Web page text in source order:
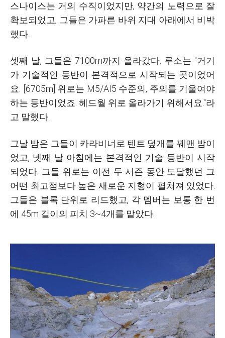
스나이스는 거의 수직이었지만, 약간의 노력으로 잘
확보되었고, 그들은 가파른 바위 지대 아래에서 비박
했다.
셋째 날, 그들은 7100m까지 올라갔다. 루소는 "거기
가 기술적인 등반이 본격적으로 시작되는 곳이었어
요. [6705m] 위로는 M5/AI5 수준의, 주의를 기울여야
하는 등반이었죠. 헤드월 위로 올라가기 위해서요."라
고 말했다.
그날 밤은 그들이 카라비너로 텐트 덮개를 꿰맨 밤이
었고, 넷째 날 아침에는 본격적인 기술 등반이 시작
되었다. 그들 위로는 이전 두 시즌 동안 도달했던 그
어떤 최고점보다 높은 새로운 지형이 펼쳐져 있었다.
그들은 블록 단위로 리드했고, 각 멤버는 보통 한 번
에 45m 길이의 피치 3~4개를 맡았다.